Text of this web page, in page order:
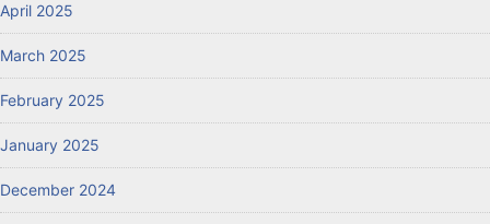
April 2025
March 2025
February 2025
January 2025
December 2024